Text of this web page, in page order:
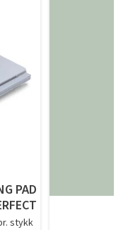
PAD
stykk